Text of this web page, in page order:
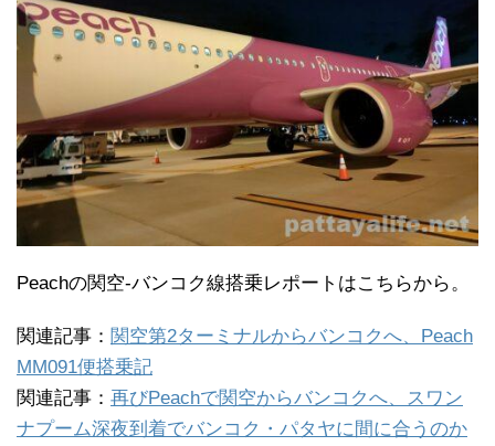
Peachの関空-バンコク線搭乗レポートはこちらから。
関連記事： 関空第2ターミナルからバンコクへ、Peach
MM091便搭乗記
関連記事： 再びPeachで関空からバンコクへ、スワン
ナプーム深夜到着でバンコク・パタヤに間に合うのか